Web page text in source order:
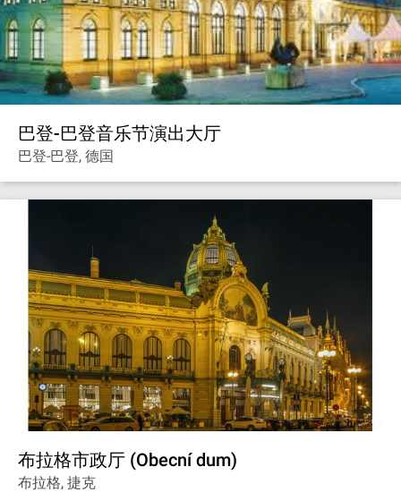
巴登-巴登音乐节演出大厅
巴登-巴登, 德国
布拉格市政厅 (Obecní dum)
布拉格, 捷克